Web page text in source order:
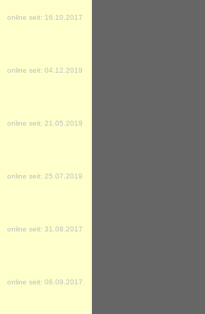
online seit: 16.10.2017
online seit: 04.12.2019
online seit: 21.05.2019
online seit: 25.07.2019
online seit: 31.08.2017
online seit: 06.09.2017